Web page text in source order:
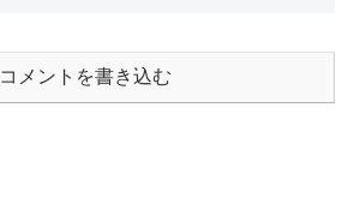
コメントを書き込む